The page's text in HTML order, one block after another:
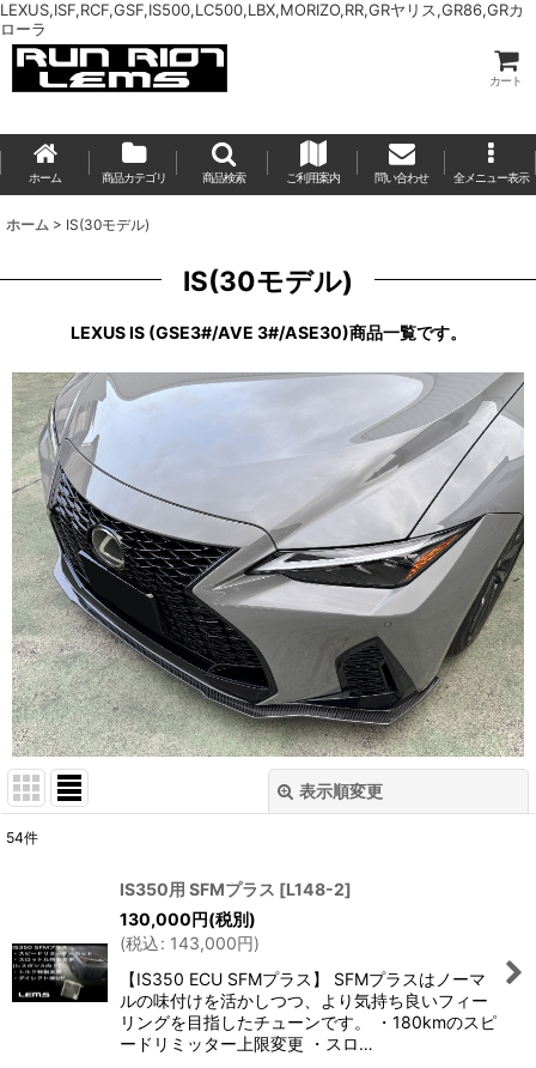
LEXUS,ISF,RCF,GSF,IS500,LC500,LBX,MORIZO,RR,GRヤリス,GR86,GRカ
ローラ
カート
ホーム 商品カテゴリ 商品検索 ご利用案内 問い合わせ 全メニュー表示
ホーム > IS(30モデル)
IS(30モデル)
LEXUS IS (GSE3#/AVE 3#/ASE30)商品一覧です。
表示順変更
並び順:
絞り込む
54件
IS350用 SFMプラス [L148-2]
130,000円(税別)
(税込: 143,000円)
【IS350 ECU SFMプラス】 SFMプラスはノーマ
ルの味付けを活かしつつ、より気持ち良いフィー
リングを目指したチューンです。 ・180kmのスピ
ードリミッター上限変更 ・スロ…